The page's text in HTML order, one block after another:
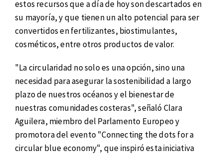
estos recursos que a día de hoy son descartados en
su mayoría, y que tienen un alto potencial para ser
convertidos en fertilizantes, biostimulantes,
cosméticos, entre otros productos de valor.
"La circularidad no solo es una opción, sino una
necesidad para asegurar la sostenibilidad a largo
plazo de nuestros océanos y el bienestar de
nuestras comunidades costeras", señaló Clara
Aguilera, miembro del Parlamento Europeo y
promotora del evento "Connecting the dots for a
circular blue economy", que inspiró esta iniciativa